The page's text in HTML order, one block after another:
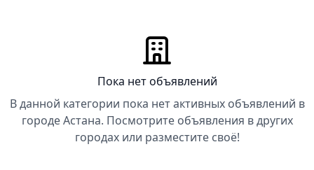
Пока нет объявлений
В данной категории пока нет активных объявлений в
городе Астана. Посмотрите объявления в других
городах или разместите своё!